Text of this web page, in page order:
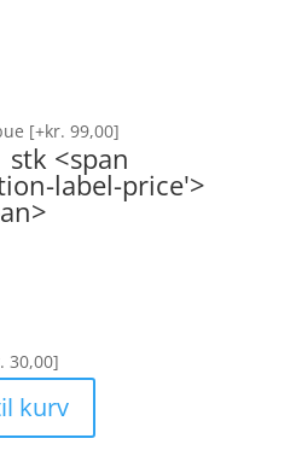
[+kr. 99,00]
<span
label-price'>
30,00]
kurv